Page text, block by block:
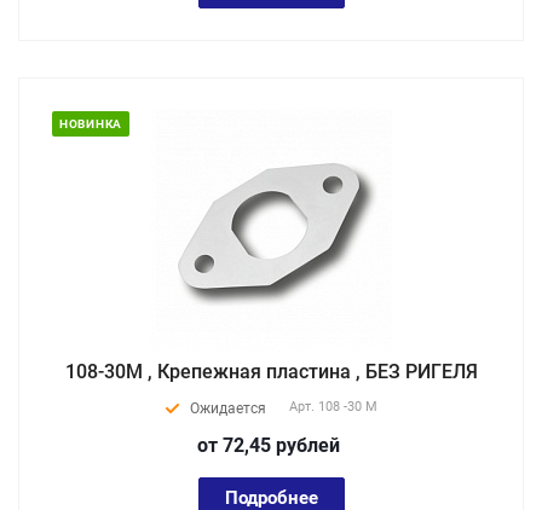
НОВИНКА
108-30М , Крепежная пластина , БЕЗ РИГЕЛЯ
Ожидается Арт. 108 -30 M
от 72,45 рублей
Подробнее